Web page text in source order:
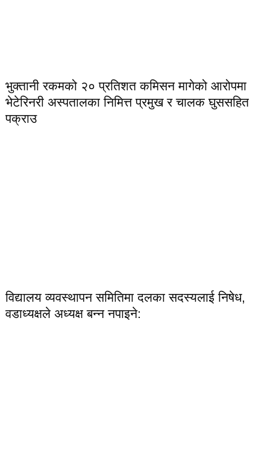
भुक्तानी रकमको २० प्रतिशत कमिसन मागेको आरोपमा
भेटेरिनरी अस्पतालका निमित्त प्रमुख र चालक घुससहित
पक्राउ
विद्यालय व्यवस्थापन समितिमा दलका सदस्यलाई निषेध,
वडाध्यक्षले अध्यक्ष बन्न नपाइने: